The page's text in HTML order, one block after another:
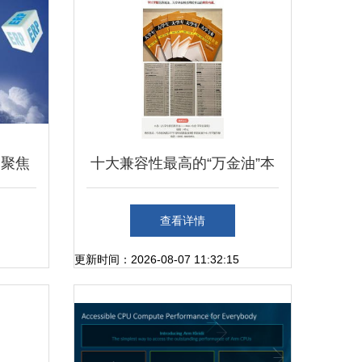
焦 十大兼容性最高的“万金油”本
科专业 教育与计算机软硬件
技术开发领衔
查看详情
更新时间：2026-08-07 11:32:15